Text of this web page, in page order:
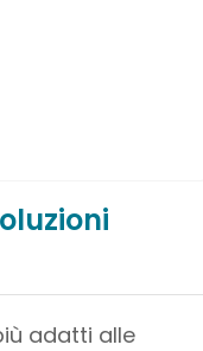
adatti alle